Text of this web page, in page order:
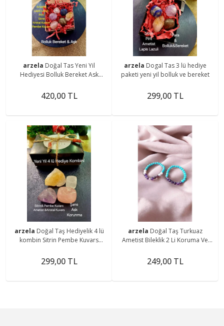
arzela Doğal Tas Yeni Yil
Hediyesi Bolluk Bereket Ask
420,00 TL
arzela Dogal Tas 3 lü hediye
paketi yeni yil bolluk ve bereket
299,00 TL
arzela Doğal Taş Hediyelik 4 lü
kombin Sitrin Pembe Kuvars
299,00 TL
arzela Doğal Taş Turkuaz
Ametist Bileklik 2 Li Koruma Ve
249,00 TL